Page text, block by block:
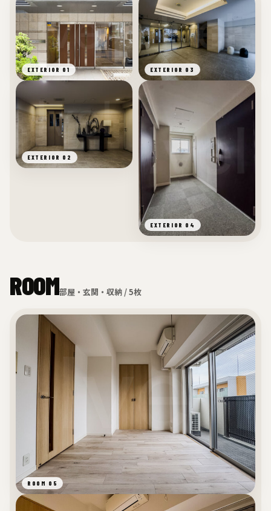
EXTERIOR 01
EXTERIOR 02
EXTERIOR 03
EXTERIOR 04
ROOM部屋・玄関・収納 / 5枚
ROOM 05